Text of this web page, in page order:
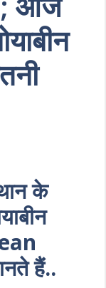
के
हैं..